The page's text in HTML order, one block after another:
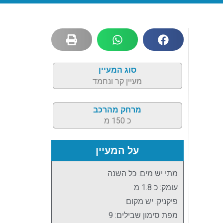
סוג המעיין
מעיין קר ונחמד
מרחק מהרכב
כ 150 מ
על המעיין
מתי יש מים: כל השנה
עומק: כ 1.8 מ
פיקניק: יש מקום
מפת סימון שבילים: 9